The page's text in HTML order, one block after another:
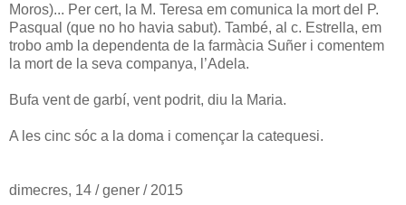
Moros)... Per cert, la M. Teresa em comunica la mort del P.
Pasqual (que no ho havia sabut). També, al c. Estrella, em
trobo amb la dependenta de la farmàcia Suñer i comentem
la mort de la seva companya, l’Adela.
Bufa vent de garbí, vent podrit, diu la Maria.
A les cinc sóc a la doma i començar la catequesi.
dimecres, 14 / gener / 2015